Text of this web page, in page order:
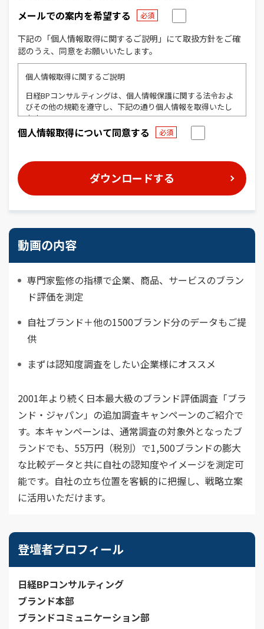
メールでの案内を希望する
下記の「個人情報取得に関するご説明」にて取扱方針をご確
認のうえ、同意をお願いいたします。
個人情報取得に関するご説明
日経BPコンサルティングは、個人情報保護に関する法令およ
びその他の規範を遵守し、下記の通り個人情報を取得いたし
ます。
1. 事業者の名称
2. 個人情報の管理者
日経BPコンサルティング 個人情報管理責任者
（1）ご購入・ご登録いただいた商品・サービスを提供するた
め
（2）DMやアンケートなどをお届けするため
（3）事務連絡・お問い合わせ対応のため
4. 第三者提供
提供する個人情報の項目を示して、ご本人の同意を得たうえ
で提供します。また、第三者提供に当たり、提供した年月日、
録し、その記録を法定期間保存します。
個人情報に関する機密保持契約を締結している業務委託企業
に対して、必要な範囲で個人情報の取り扱いを委託すること
があります。
6. 個人情報をご記入いただけない場合について
個人情報をご記入いただかないとサービスを提供できない場
合があります。
7. 本人が容易に認識できない方法による個人情報の取得
8. 匿名加工情報について
匿名加工情報を作成する際には、個人情報保護委員会規則で
定める基準に従い当該個人情報を加工し、作成時および第三
者提供時にはインターネット等を通じ、当該匿名加工情報に
含まれる個人に関する情報の項目を公表します。
個人情報取得について同意する
動画の内容
専門家監修の指標で企業、商品、サービスのブラン
ド評価を測定
自社ブランド＋他の1500ブランド分のデータもご提
供
まずは認知度調査をしたい企業様にオススメ
2001年より続く日本最大級のブランド評価調査「ブラ
ンド・ジャパン」の追加調査キャンペーンのご紹介で
す。本キャンペーンは、通常調査の対象外となったブ
ランドでも、55万円（税別）で1,500ブランドの膨大
な比較データと共に自社の認知度やイメージを測定可
能です。自社の立ち位置を客観的に把握し、戦略立案
に活用いただけます。
登壇者プロフィール
日経BPコンサルティング
ブランド本部
ブランドコミュニケーション部